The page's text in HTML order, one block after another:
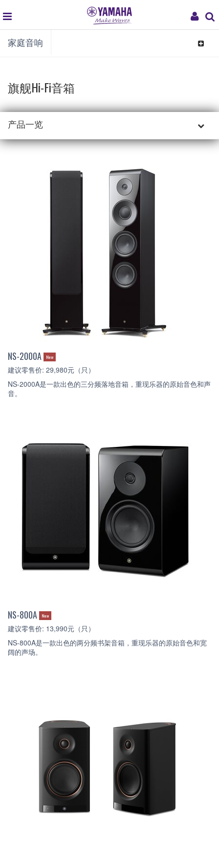
My
global
navigation
家庭音响
Toggle
旗舰Hi-Fi音箱
产品一览
NS-2000A New
建议零售价: 29,980元（只）
NS-2000A是一款出色的三分频落地音箱，重现乐器的原始音色和声
音。
NS-800A New
建议零售价: 13,990元（只）
NS-800A是一款出色的两分频书架音箱，重现乐器的原始音色和宽
阔的声场。